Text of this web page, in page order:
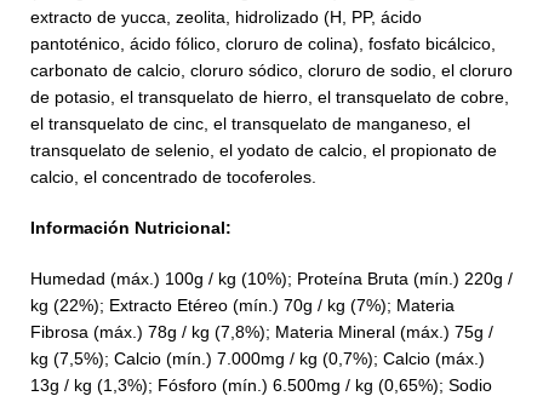
extracto de yucca, zeolita, hidrolizado (H, PP, ácido
pantoténico, ácido fólico, cloruro de colina), fosfato bicálcico,
carbonato de calcio, cloruro sódico, cloruro de sodio, el cloruro
de potasio, el transquelato de hierro, el transquelato de cobre,
el transquelato de cinc, el transquelato de manganeso, el
transquelato de selenio, el yodato de calcio, el propionato de
calcio, el concentrado de tocoferoles.
Información Nutricional:
Humedad (máx.) 100g / kg (10%); Proteína Bruta (mín.) 220g /
kg (22%); Extracto Etéreo (mín.) 70g / kg (7%); Materia
Fibrosa (máx.) 78g / kg (7,8%); Materia Mineral (máx.) 75g /
kg (7,5%); Calcio (mín.) 7.000mg / kg (0,7%); Calcio (máx.)
13g / kg (1,3%); Fósforo (mín.) 6.500mg / kg (0,65%); Sodio